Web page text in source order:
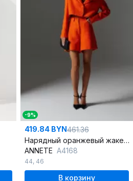
-9%
419.84 BYN461.36
Нарядный оранжевый жакет с шортами из текстиля
ANNETE A4168
44, 46
В корзину